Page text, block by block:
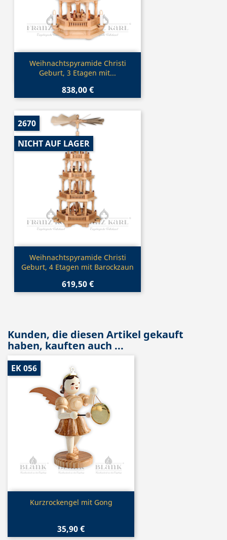
Vorschau
Weihnachtspyramide Christi
Geburt, 3 Etagen mit...
838,00 €
Vorschau
Weihnachtspyramide Christi
Geburt, 4 Etagen mit Barockzaun
619,50 €
2670
NICHT AUF LAGER
Kunden, die diesen Artikel gekauft
haben, kauften auch ...
Vorschau
Kurzrockengel mit Gong
35,90 €
EK 056